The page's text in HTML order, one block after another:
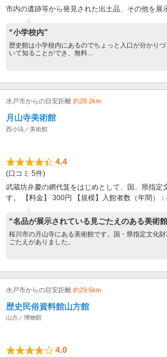
市内の遺跡等から発見された出土品、その他を展
“小学校内”
歴史館は小学校内にあるのでちょっと入口が分かり
いて知ることができ、無料...
水戸市からの目安距離 約29.2km
月山寺美術館
西小塙／美術館
4.4
(口コミ 5件)
武蔵坊弁慶の網代笈をはじめとして、国、県指定
す。 【料金】 300円 【規模】入館者数（年間）
“名品が展示されている見ごたえのある美術
桜川市の月山寺にある美術館です。国・県指定文化
ごたえがありました。
水戸市からの目安距離 約29.5km
歴史民俗資料館山方館
山方／博物館
4.0